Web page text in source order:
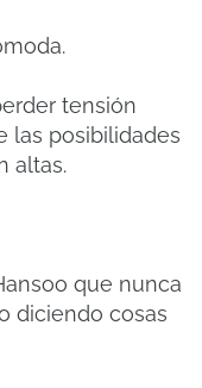
tensión
las posibilidades
altas.
que nunca
diciendo cosas